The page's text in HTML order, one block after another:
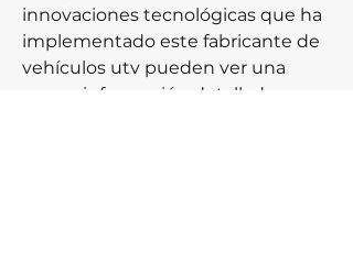
innovaciones tecnológicas que ha
implementado este fabricante de
vehículos utv pueden ver una
mayor información detallada en